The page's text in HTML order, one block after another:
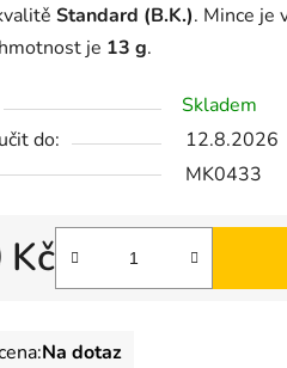
Standard (B.K.). Mince je
je 13 g.
Skladem
do:
12.8.2026
MK0433
Kč
Na dotaz